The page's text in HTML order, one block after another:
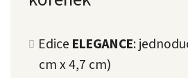
Edice ELEGANCE:
cm x 4,7 cm)